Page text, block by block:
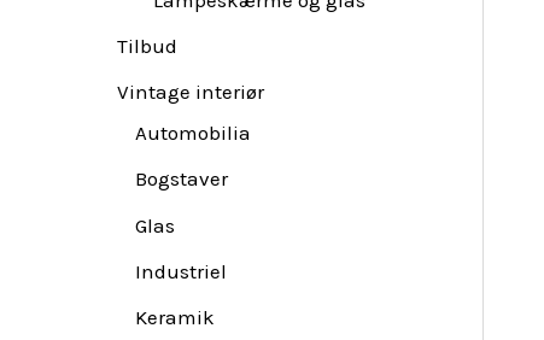
Tilbud
Vintage interiør
Automobilia
Bogstaver
Glas
Industriel
Keramik